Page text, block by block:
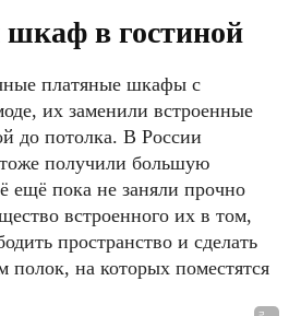
в гостиной
платяные шкафы с
их заменили встроенные
до потолка. В России
получили большую
ещё пока не заняли прочно
встроенного их в том,
пространство и сделать
на которых поместятся